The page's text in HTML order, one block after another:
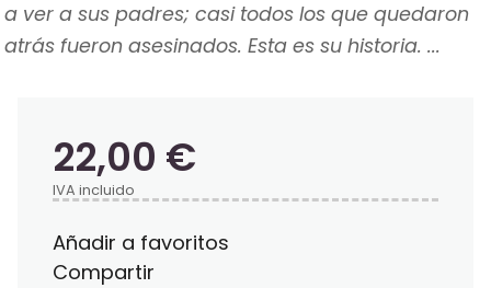
a ver a sus padres; casi todos los que quedaron
atrás fueron asesinados. Esta es su historia. ...
22,00 €
IVA incluido
Añadir a favoritos
Compartir